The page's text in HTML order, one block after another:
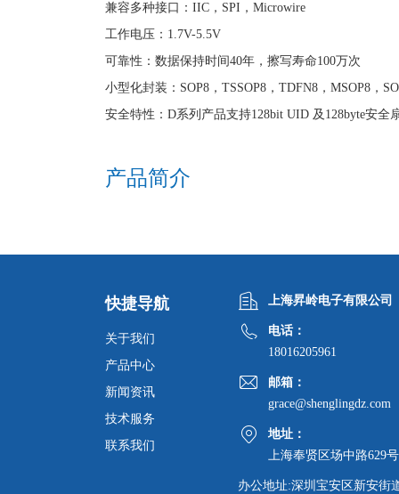
兼容多种接口：IIC，SPI，Microwire
工作电压：1.7V-5.5V
可靠性：数据保持时间40年，擦写寿命100万次
小型化封装：SOP8，TSSOP8，TDFN8，MSOP8，
安全特性：D系列产品支持128bit UID 及128byte安全
产品简介
快捷导航
关于我们
产品中心
新闻资讯
技术服务
联系我们
上海昇岭电子有限公司
电话：
18016205961
邮箱：
grace@shenglingdz.com
地址：
上海奉贤区场中路629号
办公地址:深圳宝安区新安街